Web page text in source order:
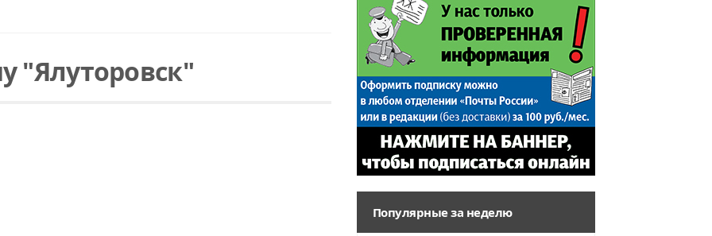
"Ялуторовск"
Популярные за неделю